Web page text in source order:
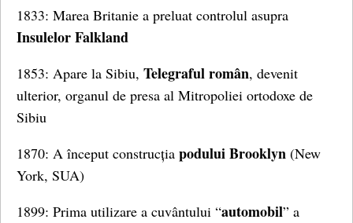
1833: Marea Britanie a preluat controlul asupra
Insulelor Falkland
1853: Apare la Sibiu, Telegraful român, devenit
ulterior, organul de presa al Mitropoliei ortodoxe de
Sibiu
1870: A început construcția podului Brooklyn (New
York, SUA)
1899: Prima utilizare a cuvântului “automobil” a